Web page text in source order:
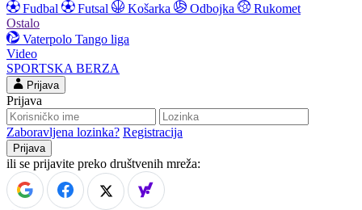
Fudbal
Futsal Košarka Odbojka
Rukomet
Ostalo
Vaterpolo Tango liga
Video
SPORTSKA BERZA
Prijava
Prijava
Zaboravljena lozinka? Registracija
ili se prijavite preko društvenih mreža: